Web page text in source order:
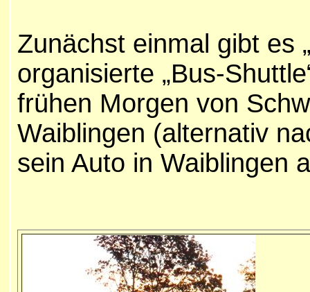
Zunächst einmal gibt es
organisierte „Bus-
frühen Morgen von
Waiblingen (alternativ
sein Auto in Waiblingen